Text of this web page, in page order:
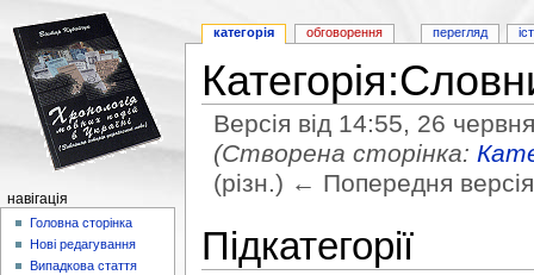
Версія від 14:55, 26
(Створена сторінка:
(різн.) ← Попередня
Підкатегорії
категорія обговорення перегляд
навігація
Головна сторінка
Нові редагування
Випадкова стаття